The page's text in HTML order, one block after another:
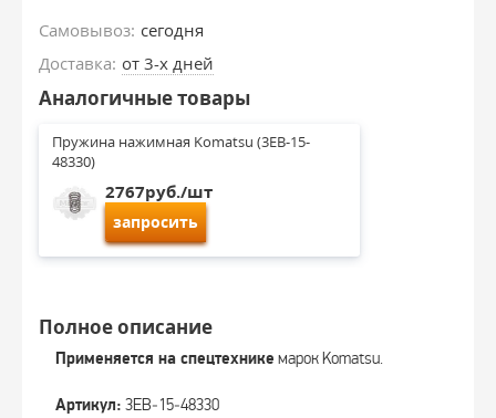
Самовывоз: сегодня
Доставка: от 3-х дней
Аналогичные товары
Пружина нажимная Komatsu (3EB-15-
48330)
2767руб./шт
запросить
Полное описание
Применяется на спецтехнике марок Komatsu.
Артикул: 3EB‑15‑48330